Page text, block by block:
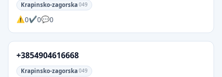
Krapinsko-zagorska 049
0 0 0
+3854904616668
Krapinsko-zagorska 049